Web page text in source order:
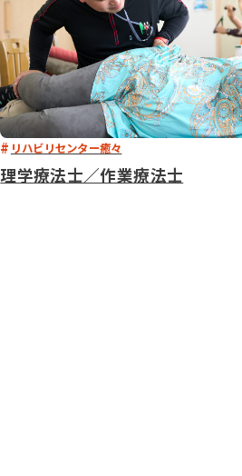
リハビリセンター癒々
理学療法士／作業療法士